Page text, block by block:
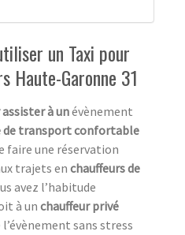
un Taxi pour
Haute-Garonne 31
à unévènement
de transport confortable
faire une réservation
trajets en chauffeurs de
avez l’habitude
à un chauffeur privé
sans stress